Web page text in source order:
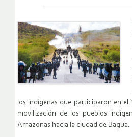
los indígenas que participaron en el
movilización de los pueblos
Amazonas hacia la ciudad de Bagua.